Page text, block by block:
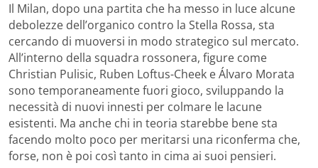
Il Milan, dopo una partita che ha messo in luce alcune
debolezze dell’organico contro la Stella Rossa, sta
cercando di muoversi in modo strategico sul mercato.
All’interno della squadra rossonera, figure come
Christian Pulisic, Ruben Loftus-Cheek e Álvaro Morata
sono temporaneamente fuori gioco, sviluppando la
necessità di nuovi innesti per colmare le lacune
esistenti. Ma anche chi in teoria starebbe bene sta
facendo molto poco per meritarsi una riconferma che,
forse, non è poi così tanto in cima ai suoi pensieri.